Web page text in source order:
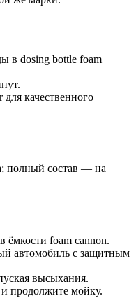
в dosing bottle foam
качественного
полный состав — на
ёмкости foam cannon.
автомобиль с защитным
высыхания.
продолжите мойку.